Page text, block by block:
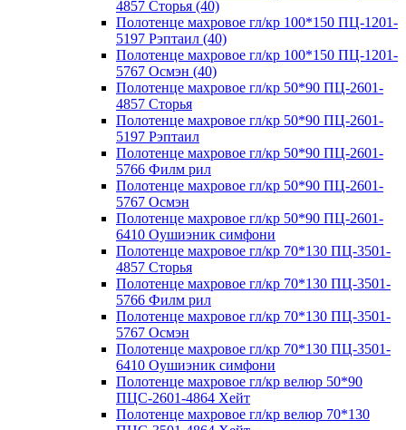
4857 Сторья (40)
Полотенце махровое гл/кр 100*150 ПЦ-1201-
5197 Рэптаил (40)
Полотенце махровое гл/кр 100*150 ПЦ-1201-
5767 Осмэн (40)
Полотенце махровое гл/кр 50*90 ПЦ-2601-
4857 Сторья
Полотенце махровое гл/кр 50*90 ПЦ-2601-
5197 Рэптаил
Полотенце махровое гл/кр 50*90 ПЦ-2601-
5766 Филм рил
Полотенце махровое гл/кр 50*90 ПЦ-2601-
5767 Осмэн
Полотенце махровое гл/кр 50*90 ПЦ-2601-
6410 Оушиэник симфони
Полотенце махровое гл/кр 70*130 ПЦ-3501-
4857 Сторья
Полотенце махровое гл/кр 70*130 ПЦ-3501-
5766 Филм рил
Полотенце махровое гл/кр 70*130 ПЦ-3501-
5767 Осмэн
Полотенце махровое гл/кр 70*130 ПЦ-3501-
6410 Оушиэник симфони
Полотенце махровое гл/кр велюр 50*90
ПЦС-2601-4864 Хейт
Полотенце махровое гл/кр велюр 70*130